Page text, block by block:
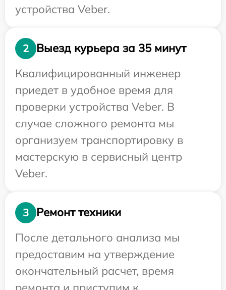
устройства Veber.
2
Выезд курьера за 35 минут
Квалифицированный инженер
приедет в удобное время для
проверки устройства Veber. В
случае сложного ремонта мы
организуем транспортировку в
мастерскую в сервисный центр
Veber.
3
Ремонт техники
После детального анализа мы
предоставим на утверждение
окончательный расчет, время